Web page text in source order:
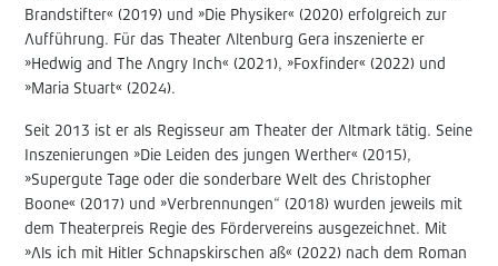
Brandstifter« (2019) und »Die Physiker« (2020) erfolgreich zur
Aufführung. Für das Theater Altenburg Gera inszenierte er
»Hedwig and The Angry Inch« (2021), »Foxfinder« (2022) und
»Maria Stuart« (2024).
Seit 2013 ist er als Regisseur am Theater der Altmark tätig. Seine
Inszenierungen »Die Leiden des jungen Werther« (2015),
»Supergute Tage oder die sonderbare Welt des Christopher
Boone« (2017) und »Verbrennungen“ (2018) wurden jeweils mit
dem Theaterpreis Regie des Fördervereins ausgezeichnet. Mit
»Als ich mit Hitler Schnapskirschen aß« (2022) nach dem Roman